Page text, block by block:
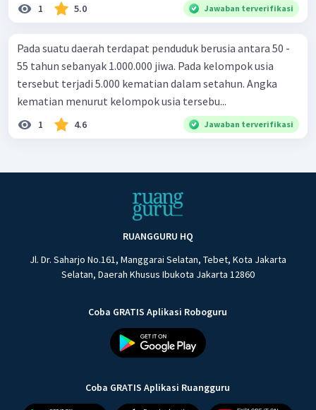
1 5.0 Jawaban terverifikasi
Pada suatu daerah terdapat penduduk berusia antara 50 -
55 tahun sebanyak 1.000.000 jiwa. Pada kelompok usia
tersebut terjadi 5.000 kematian dalam setahun. Angka
kematian menurut kelompok usia tersebu...
1 4.6 Jawaban terverifikasi
RUANGGURU HQ
Jl. Dr. Saharjo No.161, Manggarai Selatan, Tebet, Kota Jakarta
Selatan, Daerah Khusus Ibukota Jakarta 12860
Coba GRATIS Aplikasi Roboguru
Coba GRATIS Aplikasi Ruangguru